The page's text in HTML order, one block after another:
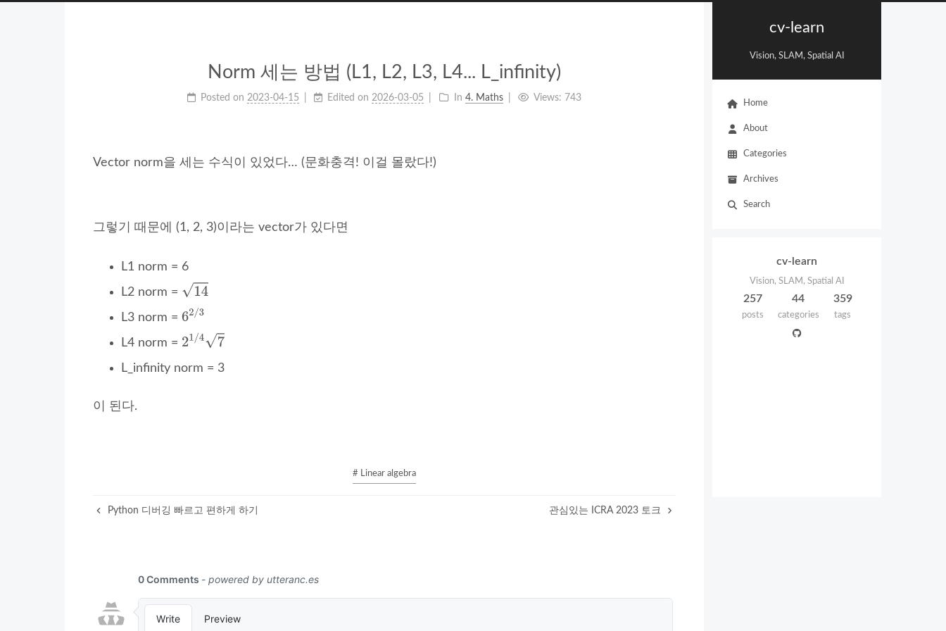
cv-learn
Vision, SLAM, Spatial AI
Home
About
Categories
Archives
Search
cv-learn
Vision, SLAM, Spatial AI
257
posts
44
categories
359
tags
Norm 세는 방법 (L1, L2, L3, L4... L_infinity)
Posted on 2023-04-15 Edited on 2026-03-05 In 4. Maths Views: 743
Vector norm을 세는 수식이 있었다… (문화충격! 이걸 몰랐다!)
그렇기 때문에 (1, 2, 3)이라는 vector가 있다면
L1 norm = 6
L2 norm =
L3 norm =
L4 norm =
L_infinity norm = 3
이 된다.
# Linear algebra
Python 디버깅 빠르고 편하게 하기 관심있는 ICRA 2023 토크